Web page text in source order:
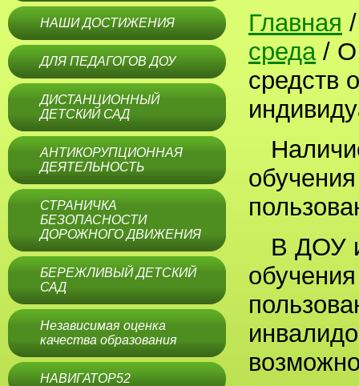
НАШИ ДОСТИЖЕНИЯ
ДЛЯ ПЕДАГОГОВ ДОУ
ДИСТАНЦИОННЫЙ
ДЕТСКИЙ САД
АНТИКОРУПЦИОННАЯ
ДЕЯТЕЛЬНОСТЬ
СТРАНИЧКА
БЕЗОПАСНОСТИ
ДОРОЖНОГО ДВИЖЕНИЯ
БЕРЕЖЛИВЫЙ ДЕТСКИЙ
САД
Независимая оценка
качества образования
НАВИГАТОР52
Главная
среда/ О
средств
В ДОУ